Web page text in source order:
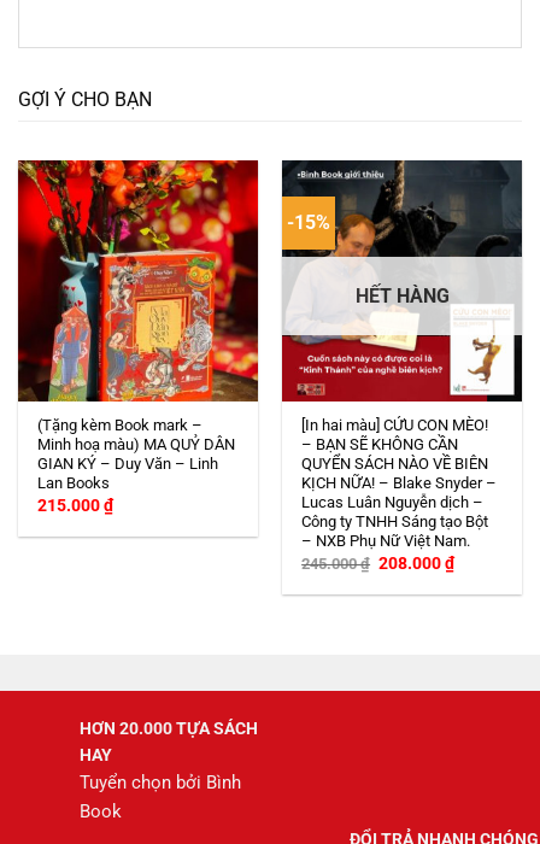
GỢI Ý CHO BẠN
(Tặng kèm Book mark –
Minh hoạ màu) MA QUỶ DÂN
GIAN KÝ – Duy Văn – Linh
Lan Books
215.000₫
-15%
HẾT HÀNG
[In hai màu] CỨU CON MÈO!
– BẠN SẼ KHÔNG CẦN
QUYỂN SÁCH NÀO VỀ BIÊN
KỊCH NỮA! – Blake Snyder –
Lucas Luân Nguyễn dịch –
Công ty TNHH Sáng tạo Bột
– NXB Phụ Nữ Việt Nam.
245.000₫ Giá
là:
208.000₫Giá
hiện
tại
HƠN 20.000 TỰA SÁCH
HAY
Tuyển chọn bởi Bình
Book
ĐỔI TRẢ NHANH CHÓNG